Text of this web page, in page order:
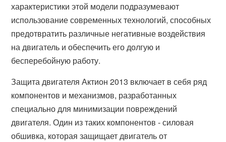
характеристики этой модели подразумевают
использование современных технологий, способных
предотвратить различные негативные воздействия
на двигатель и обеспечить его долгую и
бесперебойную работу.
Защита двигателя Актион 2013 включает в себя ряд
компонентов и механизмов, разработанных
специально для минимизации повреждений
двигателя. Один из таких компонентов - силовая
обшивка, которая защищает двигатель от